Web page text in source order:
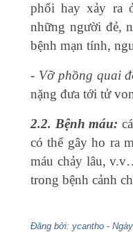
phổi hay xảy ra
những người đẻ,
bệnh mạn tính,
- Vỡ phồng quai
nặng đưa tới tử
2.2. Bệnh máu:
có thể gây ho ra
máu chảy lâu,
trong bệnh cảnh
Đăng bởi: ycantho -